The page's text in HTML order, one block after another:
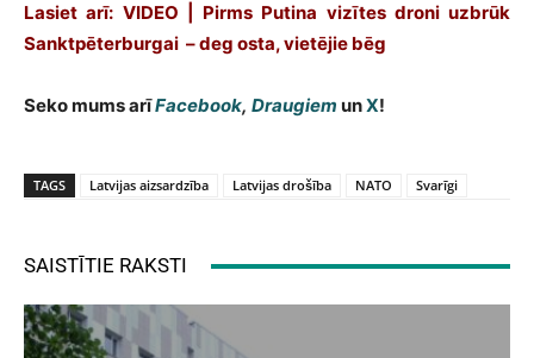
Lasiet arī: VIDEO | Pirms Putina vizītes droni uzbrūk
Sanktpēterburgai – deg osta, vietējie bēg
Seko mums arīFacebook, Draugiem unX!
TAGS Latvijas aizsardzība Latvijas drošība NATO Svarīgi
SAISTĪTIE RAKSTI